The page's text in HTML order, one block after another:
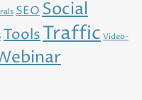
SEO Social
ToolsTraffic Video-